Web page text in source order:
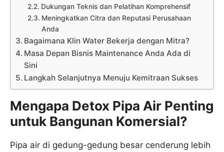
Dukungan Teknis dan Pelatihan Komprehensif
Meningkatkan Citra dan Reputasi Perusahaan
Anda
Bagaimana Klin Water Bekerja dengan Mitra?
Masa Depan Bisnis Maintenance Anda Ada di
Sini
Langkah Selanjutnya Menuju Kemitraan Sukses
Mengapa Detox Pipa Air Penting
untuk Bangunan Komersial?
Pipa air di gedung-gedung besar cenderung lebih